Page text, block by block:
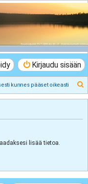
Kirjaudu sisään
kunnes pääset oikeasti
lisää tietoa.